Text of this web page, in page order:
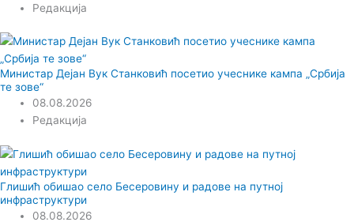
Редакција
Министар Дејан Вук Станковић посетио учеснике кампа „Србија
те зове“
08.08.2026
Редакција
Глишић обишао село Бесеровину и радове на путној
инфраструктури
08.08.2026